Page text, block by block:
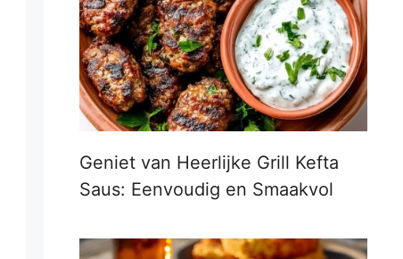
Geniet van Heerlijke Grill Kefta
Saus: Eenvoudig en Smaakvol